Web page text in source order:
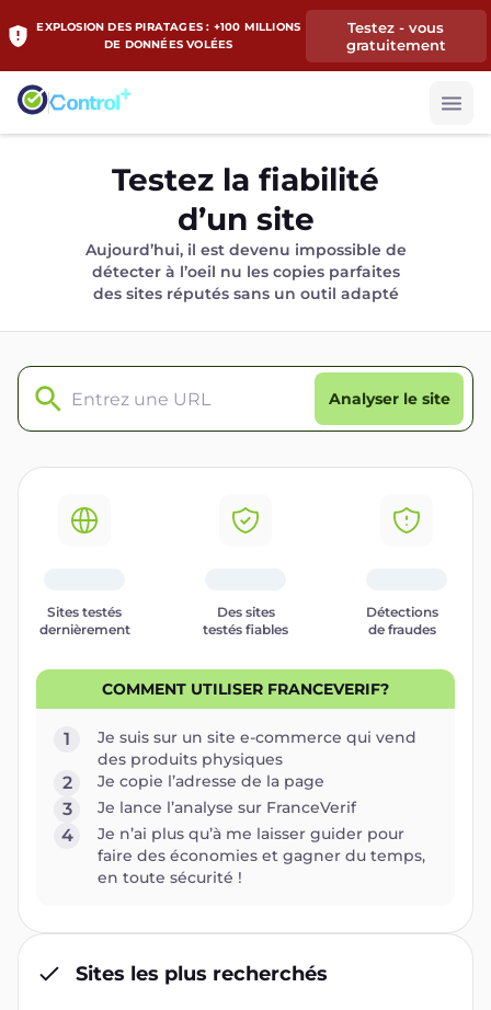
EXPLOSION DES PIRATAGES : +100 MILLIONS
DE DONNÉES VOLÉES
Testez - vous
gratuitement
Testez la fiabilité
d’un site
Aujourd’hui, il est devenu impossible de
détecter à l’oeil nu les copies parfaites
des sites réputés sans un outil adapté
Analyser le site
Sites testés
dernièrement
Des sites
testés fiables
Détections
de fraudes
COMMENT UTILISER FRANCEVERIF?
1
Je suis sur un site e-commerce qui vend
des produits physiques
2 Je copie l’adresse de la page
3 Je lance l’analyse sur FranceVerif
4
Je n’ai plus qu’à me laisser guider pour
faire des économies et gagner du temps,
en toute sécurité !
Sites les plus recherchés